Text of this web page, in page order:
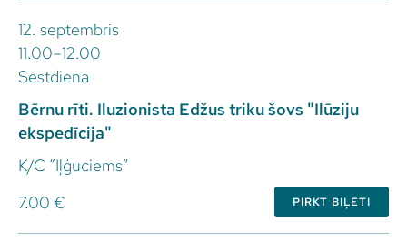
12. septembris
11.00–12.00
Sestdiena
Bērnu rīti. Iluzionista Edžus triku šovs "Ilūziju
ekspedīcija"
K/C “Iļģuciems”
7.00 €
PIRKT BIĻETI